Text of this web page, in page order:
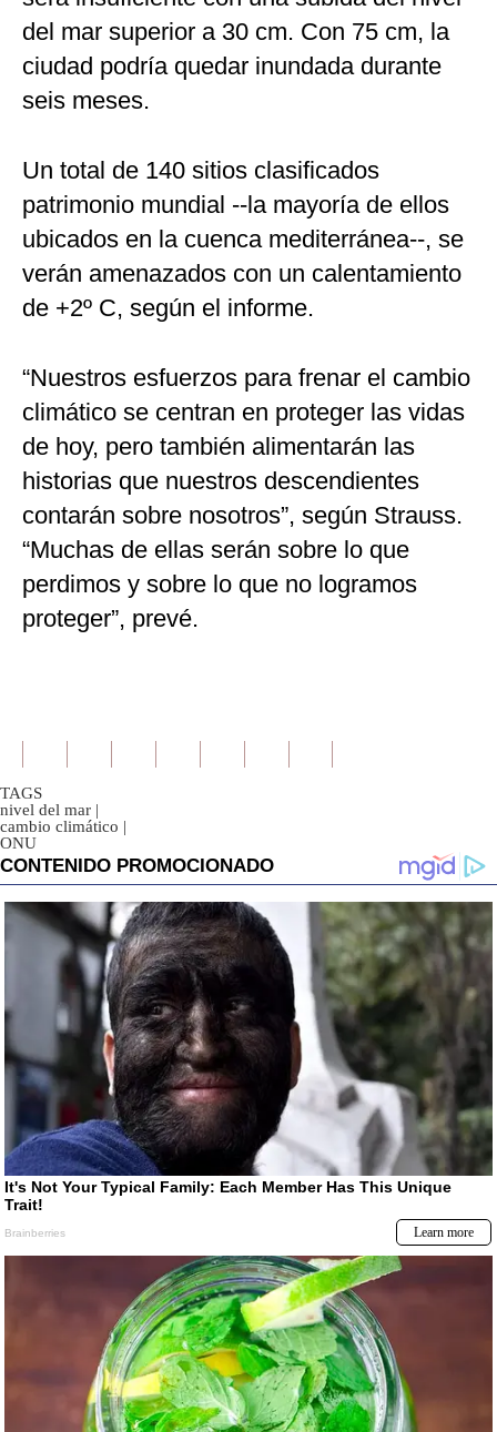
del mar superior a 30 cm. Con 75 cm, la
ciudad podría quedar inundada durante
seis meses.
Un total de 140 sitios clasificados
patrimonio mundial --la mayoría de ellos
ubicados en la cuenca mediterránea--, se
verán amenazados con un calentamiento
de +2º C, según el informe.
“Nuestros esfuerzos para frenar el cambio
climático se centran en proteger las vidas
de hoy, pero también alimentarán las
historias que nuestros descendientes
contarán sobre nosotros”, según Strauss.
“Muchas de ellas serán sobre lo que
perdimos y sobre lo que no logramos
proteger”, prevé.
TAGS
nivel del mar |
cambio climático |
ONU